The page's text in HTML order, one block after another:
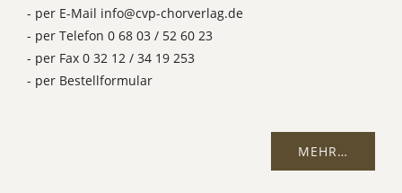
- per E-Mail info@cvp-chorverlag.de
- per Telefon 0 68 03 / 52 60 23
- per Fax 0 32 12 / 34 19 253
- per Bestellformular
MEHR…